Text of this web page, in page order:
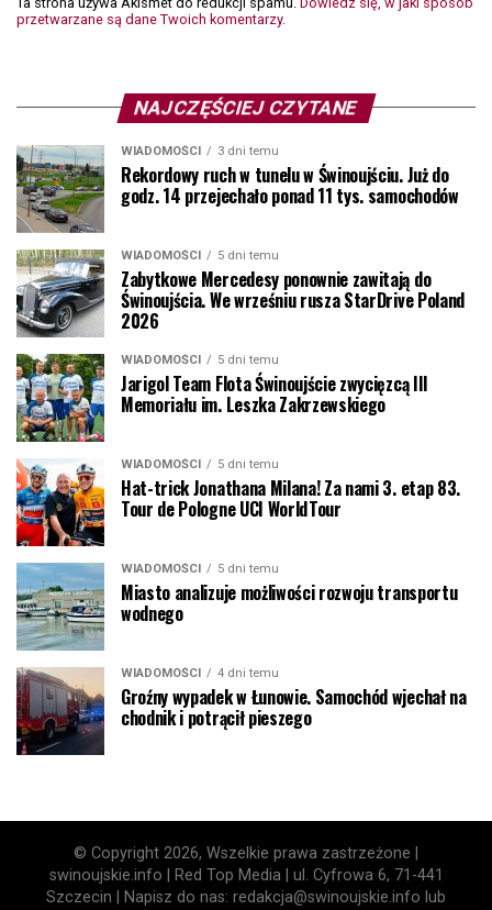
przetwarzane są dane Twoich komentarzy.
NAJCZĘŚCIEJ CZYTANE
WIADOMOŚCI 3 dni temu
Rekordowy ruch w tunelu w Świnoujściu. Już do
godz. 14 przejechało ponad 11 tys. samochodów
WIADOMOŚCI 5 dni temu
Zabytkowe Mercedesy ponownie zawitają do
Świnoujścia. We wrześniu rusza StarDrive Poland
2026
WIADOMOŚCI 5 dni temu
Jarigol Team Flota Świnoujście zwycięzcą III
Memoriału im. Leszka Zakrzewskiego
WIADOMOŚCI 5 dni temu
Hat-trick Jonathana Milana! Za nami 3. etap 83.
Tour de Pologne UCI WorldTour
WIADOMOŚCI 5 dni temu
Miasto analizuje możliwości rozwoju transportu
wodnego
WIADOMOŚCI 4 dni temu
Groźny wypadek w Łunowie. Samochód wjechał na
chodnik i potrącił pieszego
© Copyright 2026, Wszelkie prawa zastrzeżone |
swinoujskie.info | Red Top Media | ul. Cyfrowa 6, 71-441
Szczecin | Napisz do nas: redakcja@swinoujskie.info lub